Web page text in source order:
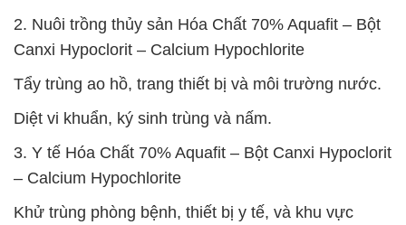
2. Nuôi trồng thủy sản Hóa Chất 70% Aquafit – Bột
Canxi Hypoclorit – Calcium Hypochlorite
Tẩy trùng ao hồ, trang thiết bị và môi trường nước.
Diệt vi khuẩn, ký sinh trùng và nấm.
3. Y tế Hóa Chất 70% Aquafit – Bột Canxi Hypoclorit
– Calcium Hypochlorite
Khử trùng phòng bệnh, thiết bị y tế, và khu vực